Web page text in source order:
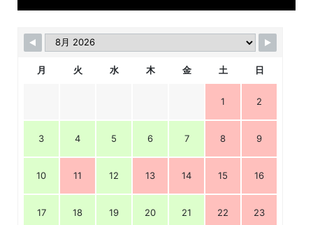
月 火 水 木 金 土 日
1 2
3 4 5 6 7 8 9
10 11 12 13 14 15 16
17 18 19 20 21 22 23